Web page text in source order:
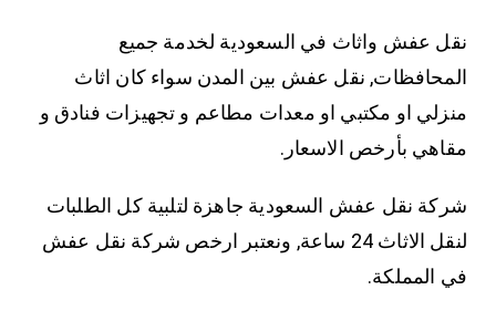
نقل عفش واثاث في السعودية لخدمة جميع
المحافظات, نقل عفش بين المدن سواء كان اثاث
منزلي او مكتبي او معدات مطاعم و تجهيزات فنادق و
مقاهي بأرخص الاسعار.
شركة نقل عفش السعودية جاهزة لتلبية كل الطلبات
لنقل الاثاث 24 ساعة, ونعتبر ارخص شركة نقل عفش
في المملكة.